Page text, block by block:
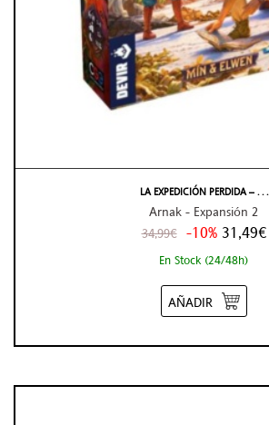
LA EXPEDICIÓN PERDIDA – . . .
Arnak - Expansión 2
34,99€ -10% 31,49€
En Stock (24/48h)
AÑADIR